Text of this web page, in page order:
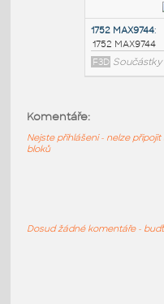
1982
1982
F3D
2200mAh
1752
Komentáře:
Nejste přihlášeni - nelze
bloků
Dosud žádné komentáře -